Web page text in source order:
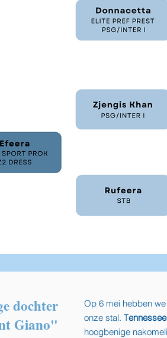
dochter
Giano"
Op 6 mei hebben
onze stal. T
hoogbenige